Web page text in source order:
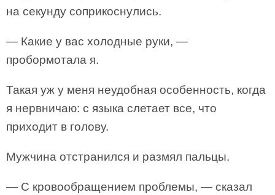
на секунду соприкоснулись.
— Какие у вас холодные руки, —
пробормотала я.
Такая уж у меня неудобная особенность, когда
я нервничаю: с языка слетает все, что
приходит в голову.
Мужчина отстранился и размял пальцы.
— С кровообращением проблемы, — сказал